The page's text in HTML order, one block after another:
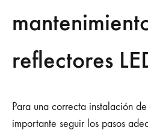
reflectores
Para una correcta instalación
importante seguir los pasos